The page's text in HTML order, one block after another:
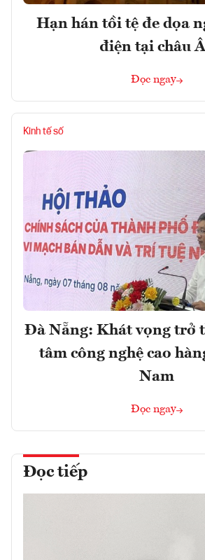
Hạn hán tồi tệ đe dọa
điện tại châu
Đọc ngay
Kinh tế số
Đà Nẵng: Khát vọng trở
tâm công nghệ cao
Nam
Đọc ngay
Đọc tiếp